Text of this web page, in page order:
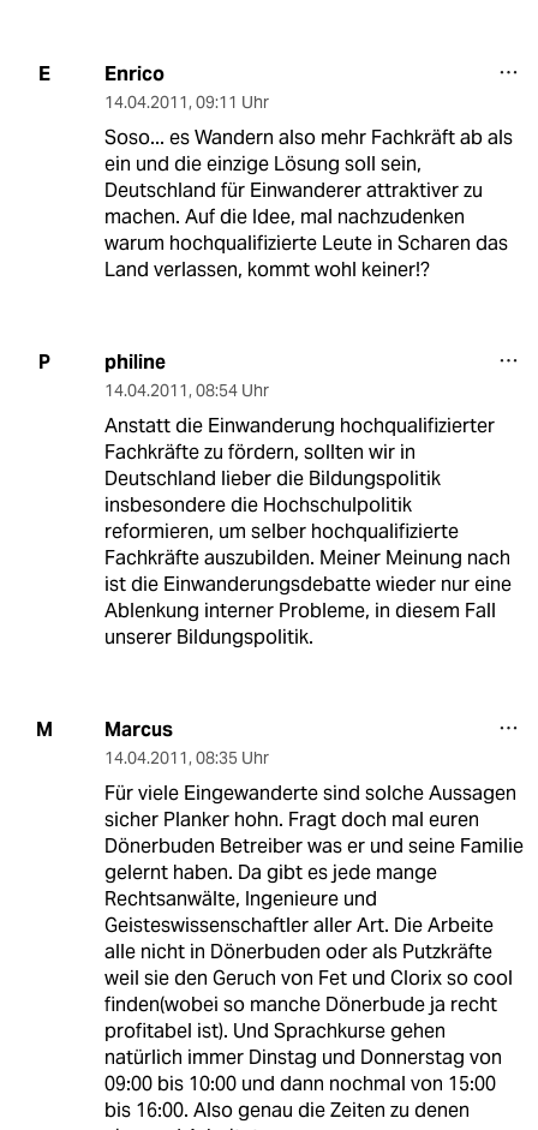
E Enrico
14.04.2011, 09:11 Uhr
Soso... es Wandern also mehr Fachkräft ab als
ein und die einzige Lösung soll sein,
Deutschland für Einwanderer attraktiver zu
machen. Auf die Idee, mal nachzudenken
warum hochqualifizierte Leute in Scharen das
Land verlassen, kommt wohl keiner!?
P philine
14.04.2011, 08:54 Uhr
Anstatt die Einwanderung hochqualifizierter
Fachkräfte zu fördern, sollten wir in
Deutschland lieber die Bildungspolitik
insbesondere die Hochschulpolitik
reformieren, um selber hochqualifizierte
Fachkräfte auszubilden. Meiner Meinung nach
ist die Einwanderungsdebatte wieder nur eine
Ablenkung interner Probleme, in diesem Fall
unserer Bildungspolitik.
M Marcus
14.04.2011, 08:35 Uhr
Für viele Eingewanderte sind solche Aussagen
sicher Planker hohn. Fragt doch mal euren
Dönerbuden Betreiber was er und seine Familie
gelernt haben. Da gibt es jede mange
Rechtsanwälte, Ingenieure und
Geisteswissenschaftler aller Art. Die Arbeite
alle nicht in Dönerbuden oder als Putzkräfte
weil sie den Geruch von Fet und Clorix so cool
finden(wobei so manche Dönerbude ja recht
profitabel ist). Und Sprachkurse gehen
natürlich immer Dinstag und Donnerstag von
09:00 bis 10:00 und dann nochmal von 15:00
bis 16:00. Also genau die Zeiten zu denen